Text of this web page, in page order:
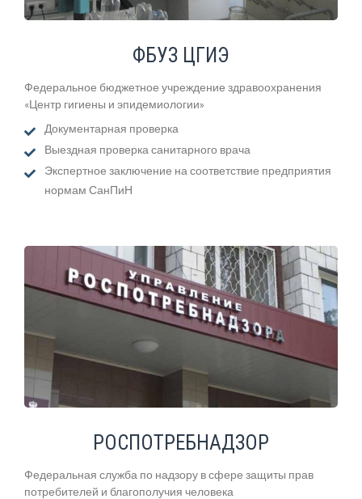
ФБУЗ ЦГИЭ
Федеральное бюджетное учреждение здравоохранения
«Центр гигиены и эпидемиологии»
Документарная проверка
Выездная проверка санитарного врача
Экспертное заключение на соответствие предприятия
нормам СанПиН
РОСПОТРЕБНАДЗОР
Федеральная служба по надзору в сфере защиты прав
потребителей и благополучия человека